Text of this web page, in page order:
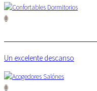
Previous Next
Un excelente descanso